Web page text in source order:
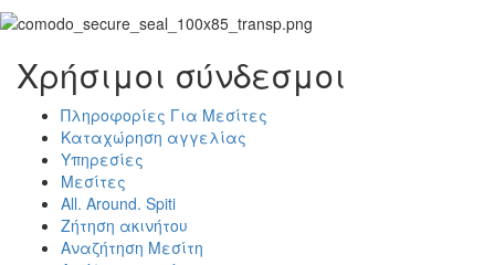
Χρήσιμοι σύνδεσμοι
Πληροφορίες Για Μεσίτες
Καταχώρηση αγγελίας
Υπηρεσίες
Μεσίτες
All. Around. Spiti
Ζήτηση ακινήτου
Αναζήτηση Μεσίτη